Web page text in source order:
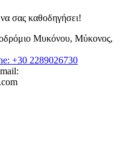
σας καθοδηγήσει!
Μυκόνου, Μύκονος,
+30 2289026730